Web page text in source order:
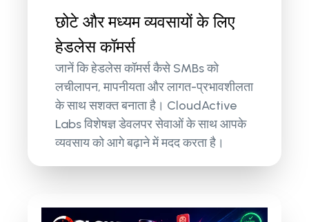
छोटे और मध्यम व्यवसायों के लिए
हेडलेस कॉमर्स
जानें कि हेडलेस कॉमर्स कैसे SMBs को
लचीलापन, मापनीयता और लागत-प्रभावशीलता
के साथ सशक्त बनाता है। CloudActive
Labs विशेषज्ञ डेवलपर सेवाओं के साथ आपके
व्यवसाय को आगे बढ़ाने में मदद करता है।